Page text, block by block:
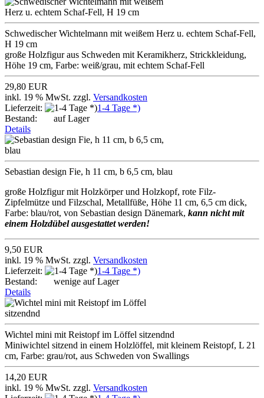
Schwedischer Wichtelmann mit weißem Herz u. echtem Schaf-Fell,
H 19 cm
große Holzfigur aus Schweden mit Keramikherz, Strickkleidung,
Höhe 19 cm, Farbe: weiß/grau, mit echtem Schaf-Fell
29,80 EUR
inkl. 19 % MwSt. zzgl. Versandkosten
Lieferzeit:
1-4 Tage *)
Bestand:
auf Lager
Details
Sebastian design Fie, h 11 cm, b 6,5 cm, blau
große Holzfigur mit Holzkörper und Holzkopf, rote Filz-
Zipfelmütze und Filzschal, Metallfüße, Höhe 11 cm, 6,5 cm dick,
Farbe: blau/rot, von Sebastian design Dänemark, kann nicht mit
einem Holzdübel ausgestattet werden!
9,50 EUR
inkl. 19 % MwSt. zzgl. Versandkosten
Lieferzeit:
1-4 Tage *)
Bestand:
wenige auf Lager
Details
Wichtel mini mit Reistopf im Löffel sitzendnd
Miniwichtel sitzend in einem Holzlöffel, mit kleinem Reistopf, L 21
cm, Farbe: grau/rot, aus Schweden von Swallings
14,20 EUR
inkl. 19 % MwSt. zzgl. Versandkosten